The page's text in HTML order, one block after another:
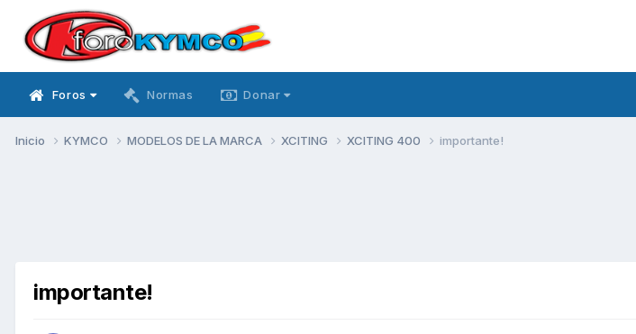
Foros Normas Donar
Inicio KYMCO MODELOS DE LA MARCA XCITING XCITING 400 importante!
importante!